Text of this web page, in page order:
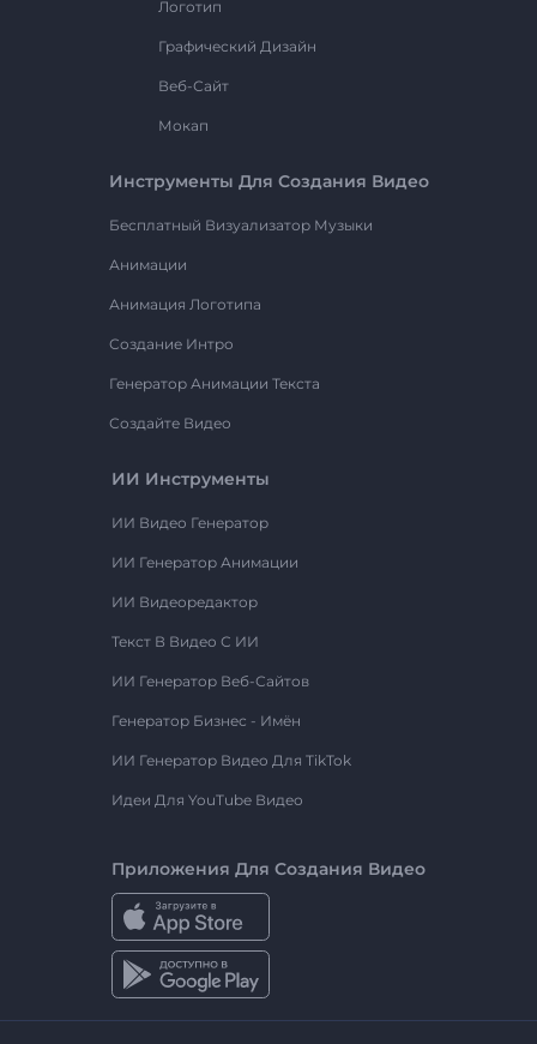
Логотип
Графический Дизайн
Веб-Сайт
Мокап
Инструменты Для Создания Видео
Бесплатный Визуализатор Музыки
Анимации
Анимация Логотипа
Создание Интро
Генератор Анимации Текста
Создайте Видео
ИИ Инструменты
ИИ Видео Генератор
ИИ Генератор Анимации
ИИ Видеоредактор
Текст В Видео С ИИ
ИИ Генератор Веб-Сайтов
Генератор Бизнес - Имён
ИИ Генератор Видео Для TikTok
Идеи Для YouTube Видео
Приложения Для Создания Видео